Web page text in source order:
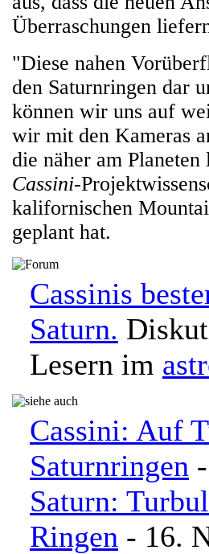
Überraschungen
"Diese nahen
den Saturnringen dar
können wir uns auf
wir mit den Kameras
die näher am
Cassini-
kalifornischen
geplant hat.
Cassinis
Saturn.
Lesern im
Cassini: Auf
Saturnringen
Saturn:
Ringen - 16.